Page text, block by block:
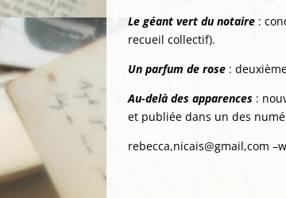
Le géant vert du notaire :
recueil collectif).
Un parfum de rose :
Au-delà des apparences :
et publiée dans un des
rebecca,nicais@gmail,com